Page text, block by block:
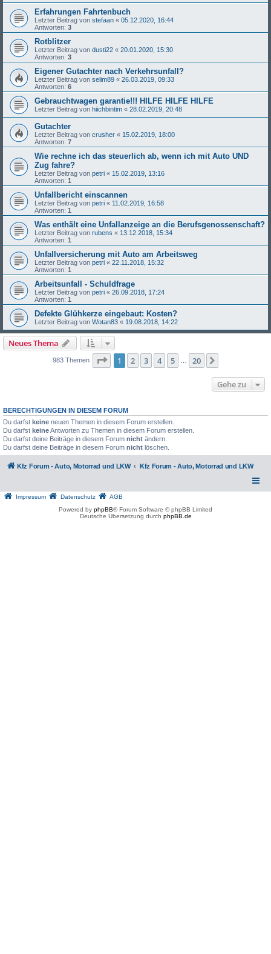
Erfahrungen Fahrtenbuch
Letzter Beitrag von stefaan « 05.12.2020, 16:44
Antworten: 3
Rotblitzer
Letzter Beitrag von dusti22 « 20.01.2020, 15:30
Antworten: 3
Eigener Gutachter nach Verkehrsunfall?
Letzter Beitrag von selim89 « 26.03.2019, 09:33
Antworten: 6
Gebrauchtwagen garantie!!! HILFE HILFE HILFE
Letzter Beitrag von hiichbintim « 28.02.2019, 20:48
Gutachter
Letzter Beitrag von crusher « 15.02.2019, 18:00
Antworten: 7
Wie rechne ich das steuerlich ab, wenn ich mit Auto UND
Zug fahre?
Letzter Beitrag von petri « 15.02.2019, 13:16
Antworten: 1
Unfallbericht einscannen
Letzter Beitrag von petri « 11.02.2019, 16:58
Antworten: 1
Was enthält eine Unfallanzeige an die Berufsgenossenschaft?
Letzter Beitrag von rubens « 13.12.2018, 15:34
Antworten: 1
Unfallversicherung mit Auto am Arbeitsweg
Letzter Beitrag von petri « 22.11.2018, 15:32
Antworten: 1
Arbeitsunfall - Schuldfrage
Letzter Beitrag von petri « 26.09.2018, 17:24
Antworten: 1
Defekte Glühkerze eingebaut: Kosten?
Letzter Beitrag von Wotan83 « 19.08.2018, 14:22
Neues Thema
983 Themen Seite 1von 20
1 2 3 4 5 … 20
Gehe zu
BERECHTIGUNGEN IN DIESEM FORUM
Du darfst keine neuen Themen in diesem Forum erstellen.
Du darfst keineAntworten zu Themen in diesem Forum erstellen.
Du darfst deine Beiträge in diesem Forum nicht ändern.
Du darfst deine Beiträge in diesem Forum nicht löschen.
Kfz Forum - Auto, Motorrad und LKW Kfz Forum - Auto, Motorrad und LKW
Impressum Datenschutz
AGB
Powered by phpBB® Forum Software © phpBB Limited
Deutsche Übersetzung durch phpBB.de